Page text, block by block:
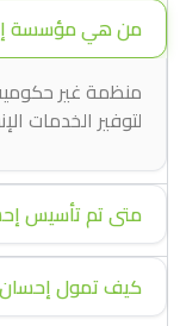
من هي مؤسسة
منظمة غير
لتوفير الخدمات
متى تم تأسيس
كيف تمول